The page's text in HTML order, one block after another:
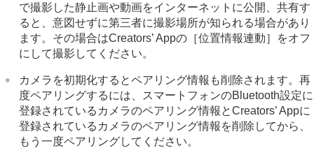
で撮影した静止画や動画をインターネットに公開、共有す
ると、意図せずに第三者に撮影場所が知られる場合があり
ます。その場合はCreators’ Appの ［位置情報連動］ をオフ
にして撮影してください。
カメラを初期化するとペアリング情報も削除されます。再
度ペアリングするには、スマートフォンのBluetooth設定に
登録されているカメラのペアリング情報とCreators’ Appに
登録されているカメラのペアリング情報を削除してから、
もう一度ペアリングしてください。